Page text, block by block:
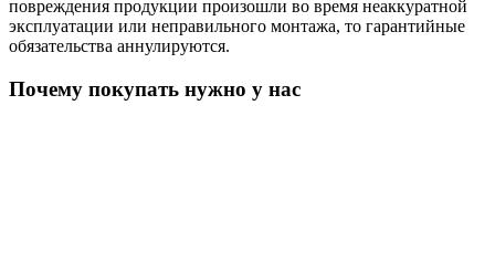
повреждения продукции произошли во время неаккуратной
эксплуатации или неправильного монтажа, то гарантийные
обязательства аннулируются.
Почему покупать нужно у нас